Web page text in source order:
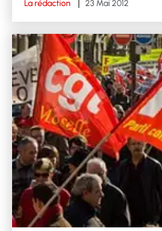
La rédaction 23 Mai 2012